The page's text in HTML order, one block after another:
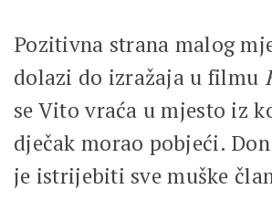
Pozitivna strana malog
dolazi do izražaja u filmu
se Vito vraća u mjesto iz
dječak morao pobjeći.
je istrijebiti sve muške